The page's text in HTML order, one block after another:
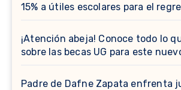
15% a útiles escolares para el
¡Atención abeja! Conoce todo lo
sobre las becas UG para este
Padre de Dafne Zapata enfrenta